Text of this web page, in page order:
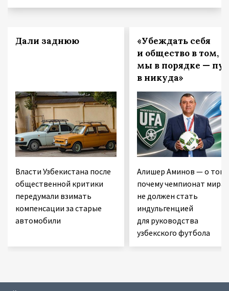
Дали заднюю
Власти Узбекистана после
общественной критики
передумали взимать
компенсации за старые
автомобили
«Убеждать себя
и общество в том,
мы в порядке —
в никуда»
Алишер Аминов — о том,
почему чемпионат мира
не должен стать
индульгенцией
для руководства
узбекского футбола